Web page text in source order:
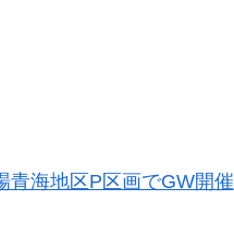
青海地区P区画でGW開催